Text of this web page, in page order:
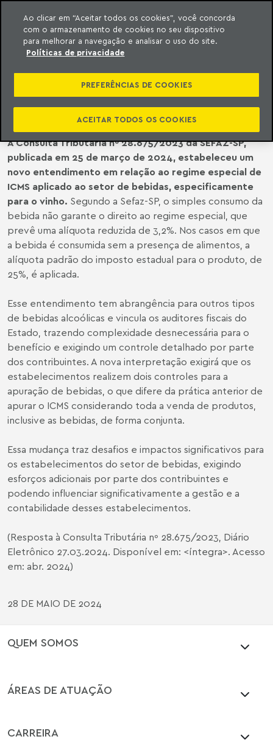
o conteúdo
Meyer
VENDE SÓ TAÇA DE VINHO PERDE
BENEFÍCIO FISCAL
A Consulta Tributária nº 28.675/2023 da SEFAZ-SP,
publicada em 25 de março de 2024, estabeleceu um
novo entendimento em relação ao regime especial de
ICMS aplicado ao setor de bebidas, especificamente
para o vinho. Segundo a Sefaz-SP, o simples consumo da
bebida não garante o direito ao regime especial, que
prevê uma alíquota reduzida de 3,2%. Nos casos em que
a bebida é consumida sem a presença de alimentos, a
alíquota padrão do imposto estadual para o produto, de
25%, é aplicada.
Esse entendimento tem abrangência para outros tipos
de bebidas alcoólicas e vincula os auditores fiscais do
Estado, trazendo complexidade desnecessária para o
benefício e exigindo um controle detalhado por parte
dos contribuintes. A nova interpretação exigirá que os
estabelecimentos realizem dois controles para a
apuração de bebidas, o que difere da prática anterior de
apurar o ICMS considerando toda a venda de produtos,
inclusive as bebidas, de forma conjunta.
Essa mudança traz desafios e impactos significativos para
os estabelecimentos do setor de bebidas, exigindo
esforços adicionais por parte dos contribuintes e
podendo influenciar significativamente a gestão e a
contabilidade desses estabelecimentos.
(Resposta à Consulta Tributária nº 28.675/2023, Diário
Eletrônico 27.03.2024. Disponível em: <íntegra>. Acesso
em: abr. 2024)
28 DE MAIO DE 2024
QUEM SOMOS
ÁREAS DE ATUAÇÃO
CARREIRA
Ao clicar em “Aceitar todos os cookies”, você concorda
com o armazenamento de cookies no seu dispositivo
para melhorar a navegação e analisar o uso do site.
Políticas de privacidade
PREFERÊNCIAS DE COOKIES
ACEITAR TODOS OS COOKIES